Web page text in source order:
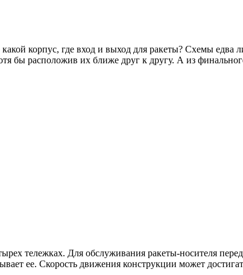
корпус, где вход и выход для ракеты? Схемы едва
бы расположив их ближе друг к другу. А из
тележках. Для обслуживания ракеты-носителя
ее. Скорость движения конструкции может